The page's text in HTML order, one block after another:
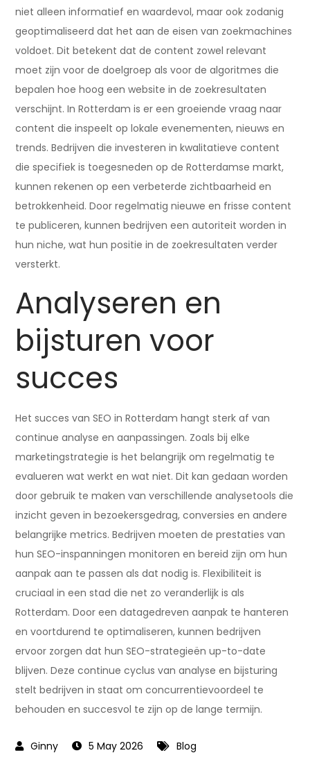
niet alleen informatief en waardevol, maar ook zodanig
geoptimaliseerd dat het aan de eisen van zoekmachines
voldoet. Dit betekent dat de content zowel relevant
moet zijn voor de doelgroep als voor de algoritmes die
bepalen hoe hoog een website in de zoekresultaten
verschijnt. In Rotterdam is er een groeiende vraag naar
content die inspeelt op lokale evenementen, nieuws en
trends. Bedrijven die investeren in kwalitatieve content
die specifiek is toegesneden op de Rotterdamse markt,
kunnen rekenen op een verbeterde zichtbaarheid en
betrokkenheid. Door regelmatig nieuwe en frisse content
te publiceren, kunnen bedrijven een autoriteit worden in
hun niche, wat hun positie in de zoekresultaten verder
versterkt.
Analyseren en
bijsturen voor
succes
Het succes van SEO in Rotterdam hangt sterk af van
continue analyse en aanpassingen. Zoals bij elke
marketingstrategie is het belangrijk om regelmatig te
evalueren wat werkt en wat niet. Dit kan gedaan worden
door gebruik te maken van verschillende analysetools die
inzicht geven in bezoekersgedrag, conversies en andere
belangrijke metrics. Bedrijven moeten de prestaties van
hun SEO-inspanningen monitoren en bereid zijn om hun
aanpak aan te passen als dat nodig is. Flexibiliteit is
cruciaal in een stad die net zo veranderlijk is als
Rotterdam. Door een datagedreven aanpak te hanteren
en voortdurend te optimaliseren, kunnen bedrijven
ervoor zorgen dat hun SEO-strategieën up-to-date
blijven. Deze continue cyclus van analyse en bijsturing
stelt bedrijven in staat om concurrentievoordeel te
behouden en succesvol te zijn op de lange termijn.
5 May 2026 Blog